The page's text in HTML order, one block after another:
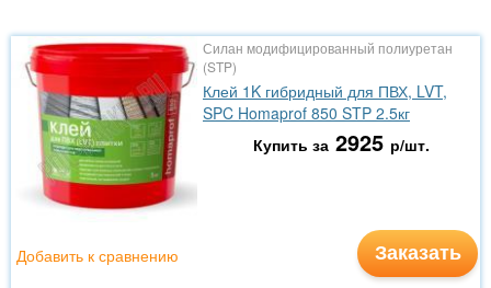
Силан модифицированный полиуретан
(STP)
Клей 1K гибридный для ПВХ, LVT,
SPC Homaprof 850 STP 2.5кг
Купить за 2925 р/шт.
Заказать
Добавить к сравнению